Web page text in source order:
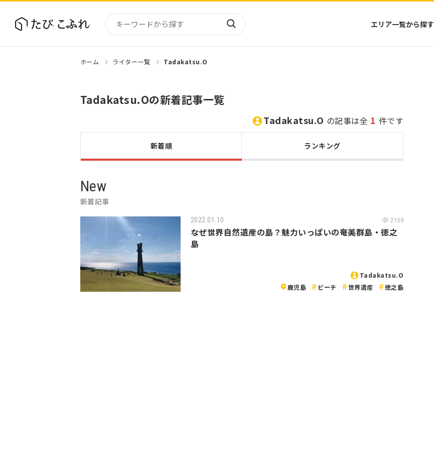
エリア一覧から探す
東北
九州
沖縄
北米
中近東
ミクロネシア
ホーム ライター一覧 Tadakatsu.O
Tadakatsu.Oの新着記事一覧
Tadakatsu.O の記事は全 1 件です
新着順 ランキング
New
新着記事
2022.01.10 2159
なぜ世界自然遺産の島？魅力いっぱいの奄美群島・徳之
島
Tadakatsu.O
鹿児島
ビーチ 世界遺産 徳之島